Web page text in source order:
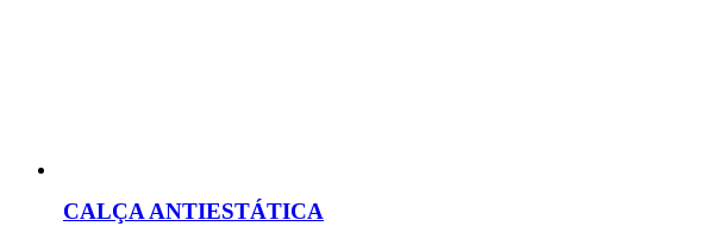
CALÇA ANTIESTÁTICA